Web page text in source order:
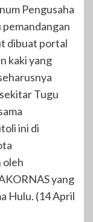
Pengusaha
pemandangan
dibuat portal
kaki yang
Tugu
ini di
oleh
yang
Hulu. (14 April